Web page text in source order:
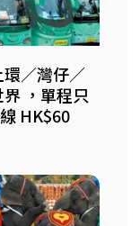
環／灣仔／
，單程只
HK$60